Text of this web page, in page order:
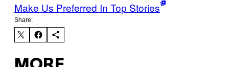
Make Us Preferred In Top Stories
Share: